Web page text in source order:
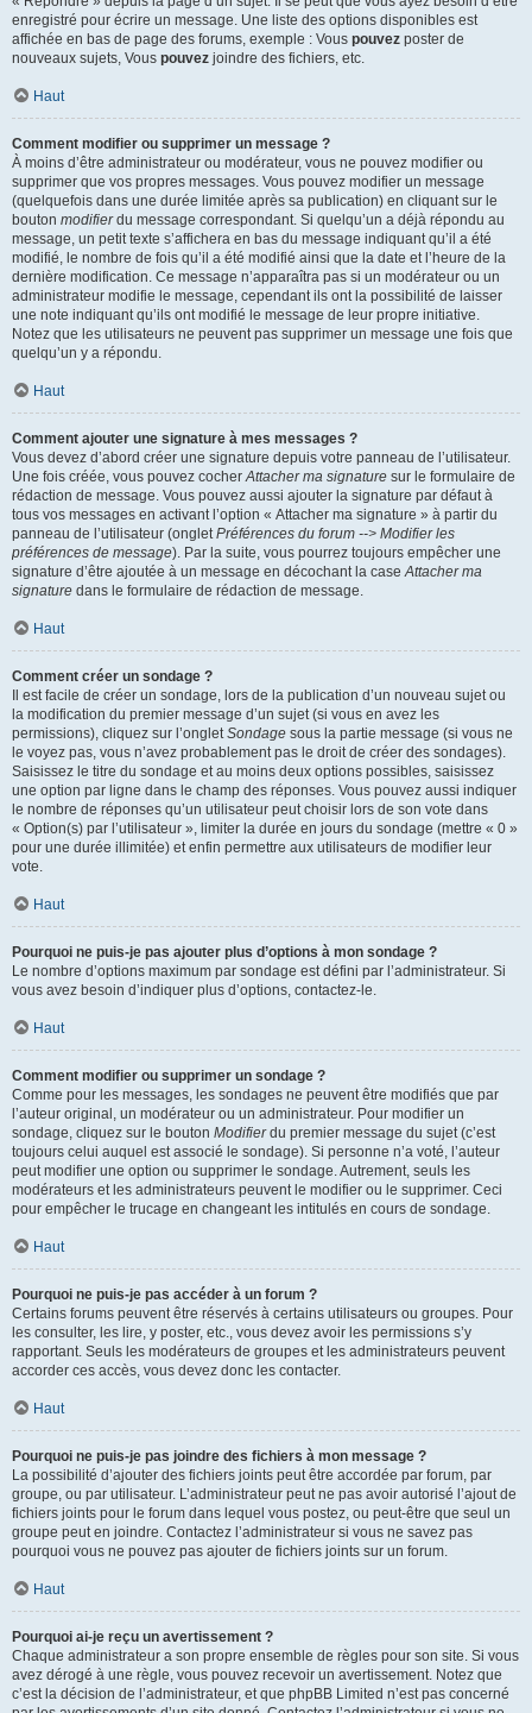
enregistré pour écrire un message. Une liste des options disponibles est
affichée en bas de page des forums, exemple : Vous pouvez poster de
nouveaux sujets, Vous pouvez joindre des fichiers, etc.
Haut
Comment modifier ou supprimer un message ?
À moins d’être administrateur ou modérateur, vous ne pouvez modifier ou
supprimer que vos propres messages. Vous pouvez modifier un message
(quelquefois dans une durée limitée après sa publication) en cliquant sur le
bouton modifierdu message correspondant. Si quelqu’un a déjà répondu au
message, un petit texte s’affichera en bas du message indiquant qu’il a été
modifié, le nombre de fois qu’il a été modifié ainsi que la date et l’heure de la
dernière modification. Ce message n’apparaîtra pas si un modérateur ou un
administrateur modifie le message, cependant ils ont la possibilité de laisser
une note indiquant qu’ils ont modifié le message de leur propre initiative.
Notez que les utilisateurs ne peuvent pas supprimer un message une fois que
quelqu’un y a répondu.
Haut
Comment ajouter une signature à mes messages ?
Vous devez d’abord créer une signature depuis votre panneau de l’utilisateur.
Une fois créée, vous pouvez cocherAttacher ma signature sur le formulaire de
rédaction de message. Vous pouvez aussi ajouter la signature par défaut à
tous vos messages en activant l’option « Attacher ma signature » à partir du
panneau de l’utilisateur (ongletPréférences du forum --> Modifier les
préférences de message). Par la suite, vous pourrez toujours empêcher une
signature d’être ajoutée à un message en décochant la caseAttacher ma
signature dans le formulaire de rédaction de message.
Haut
Comment créer un sondage ?
Il est facile de créer un sondage, lors de la publication d’un nouveau sujet ou
la modification du premier message d’un sujet (si vous en avez les
permissions), cliquez sur l’ongletSondage sous la partie message (si vous ne
le voyez pas, vous n’avez probablement pas le droit de créer des sondages).
Saisissez le titre du sondage et au moins deux options possibles, saisissez
une option par ligne dans le champ des réponses. Vous pouvez aussi indiquer
le nombre de réponses qu’un utilisateur peut choisir lors de son vote dans
« Option(s) par l’utilisateur », limiter la durée en jours du sondage (mettre « 0 »
pour une durée illimitée) et enfin permettre aux utilisateurs de modifier leur
vote.
Haut
Pourquoi ne puis-je pas ajouter plus d’options à mon sondage ?
Le nombre d’options maximum par sondage est défini par l’administrateur. Si
vous avez besoin d’indiquer plus d’options, contactez-le.
Haut
Comment modifier ou supprimer un sondage ?
Comme pour les messages, les sondages ne peuvent être modifiés que par
l’auteur original, un modérateur ou un administrateur. Pour modifier un
sondage, cliquez sur le bouton Modifierdu premier message du sujet (c’est
toujours celui auquel est associé le sondage). Si personne n’a voté, l’auteur
peut modifier une option ou supprimer le sondage. Autrement, seuls les
modérateurs et les administrateurs peuvent le modifier ou le supprimer. Ceci
pour empêcher le trucage en changeant les intitulés en cours de sondage.
Haut
Pourquoi ne puis-je pas accéder à un forum ?
Certains forums peuvent être réservés à certains utilisateurs ou groupes. Pour
les consulter, les lire, y poster, etc., vous devez avoir les permissions s’y
rapportant. Seuls les modérateurs de groupes et les administrateurs peuvent
accorder ces accès, vous devez donc les contacter.
Haut
Pourquoi ne puis-je pas joindre des fichiers à mon message ?
La possibilité d’ajouter des fichiers joints peut être accordée par forum, par
groupe, ou par utilisateur. L’administrateur peut ne pas avoir autorisé l’ajout de
fichiers joints pour le forum dans lequel vous postez, ou peut-être que seul un
groupe peut en joindre. Contactez l’administrateur si vous ne savez pas
pourquoi vous ne pouvez pas ajouter de fichiers joints sur un forum.
Haut
Pourquoi ai-je reçu un avertissement ?
Chaque administrateur a son propre ensemble de règles pour son site. Si vous
avez dérogé à une règle, vous pouvez recevoir un avertissement. Notez que
c’est la décision de l’administrateur, et que phpBB Limited n’est pas concerné